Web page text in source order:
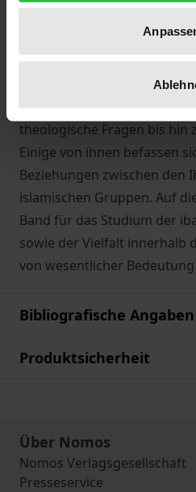
Forschungsergebnisse auf
Ibadischen und
Nahen Osten bis nach
und von der Literatur über
theologische Fragen bis hin
Einige von ihnen befassen
Beziehungen zwischen den
islamischen Gruppen. Auf
Band für das Studium der
sowie der Vielfalt innerhalb
von wesentlicher Bedeutung.
Bibliografische Angaben
Produktsicherheit
Über Nomos
Nomos Verlagsgesellschaft
Presseservice